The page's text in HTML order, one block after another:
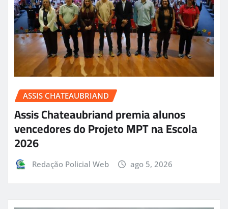
ASSIS CHATEAUBRIAND
Assis Chateaubriand premia alunos
vencedores do Projeto MPT na Escola
2026
Redação Policial Web ago 5, 2026